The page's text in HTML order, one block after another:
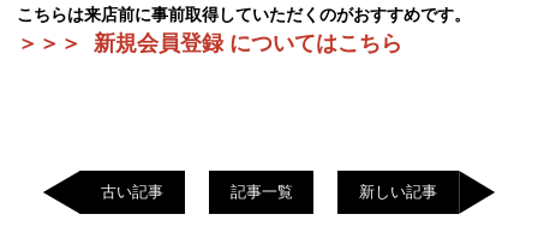
こちらは来店前に事前取得していただくのがおすすめです。
＞＞＞ 新規会員登録 についてはこちら
古い記事 記事一覧 新しい記事